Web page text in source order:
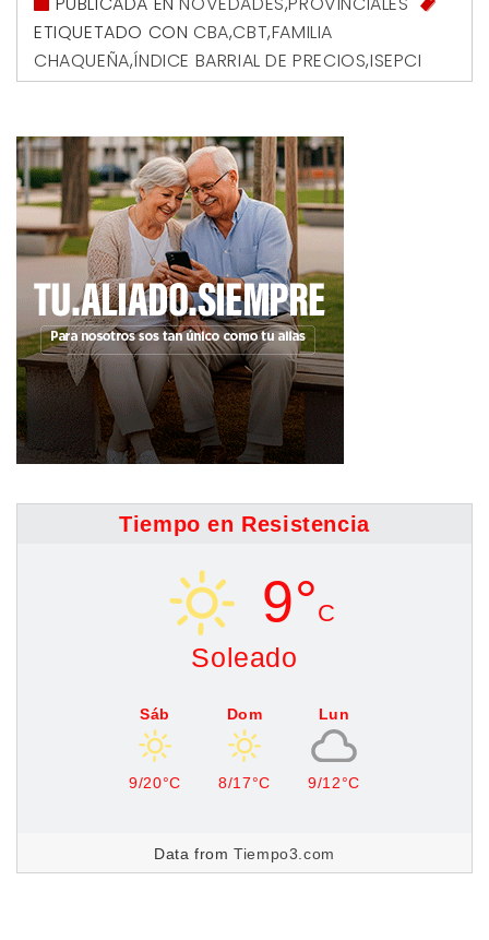
ETIQUETADO CON CBA,CBT,FAMILIA
CHAQUEÑA,ÍNDICE BARRIAL DE PRECIOS,ISEPCI
Tiempo en Resistencia
9°C
Soleado
Sáb
9/20°C
Dom
8/17°C
Lun
9/12°C
Data fromTiempo3.com